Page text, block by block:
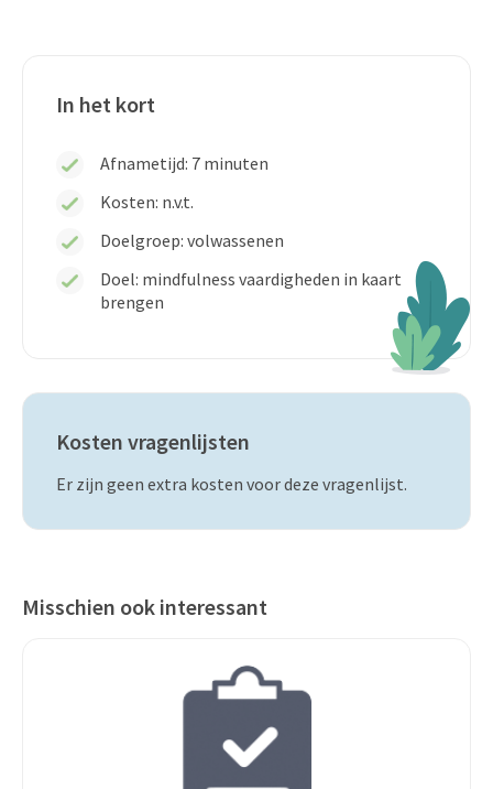
In het kort
Afnametijd: 7 minuten
Kosten: n.v.t.
Doelgroep: volwassenen
Doel: mindfulness vaardigheden in kaart
brengen
Kosten vragenlijsten
Er zijn geen extra kosten voor deze vragenlijst.
Misschien ook interessant